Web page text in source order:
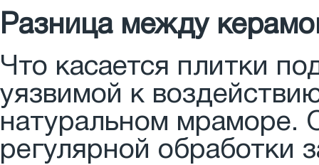
Разница между
Что касается плитки
уязвимой к
натуральном мраморе.
регулярной обработки